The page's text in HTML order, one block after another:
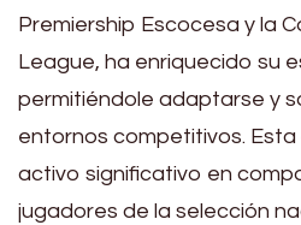
Premiership Escocesa y la
League, ha enriquecido su
permitiéndole adaptarse y
entornos competitivos.
activo significativo en
jugadores de la selección